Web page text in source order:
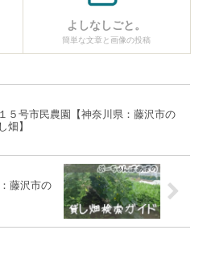
よしなしごと。
簡単な文章と画像の投稿
５号市民農園【神奈川県：藤沢市の
畑】
藤沢市の